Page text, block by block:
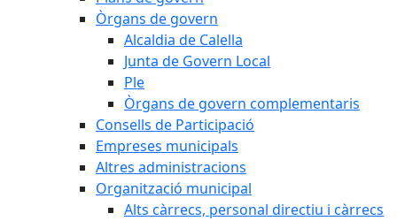
Òrgans de govern
Alcaldia de Calella
Junta de Govern Local
Ple
Òrgans de govern complementaris
Consells de Participació
Empreses municipals
Altres administracions
Organització municipal
Alts càrrecs, personal directiu i càrrecs